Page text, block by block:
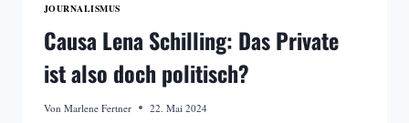
JOURNALISMUS
Causa Lena Schilling: Das Private
ist also doch politisch?
Von Marlene Fertner 22. Mai 2024